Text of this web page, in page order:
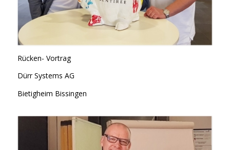
Rücken- Vortrag
Dürr Systems AG
Bietigheim Bissingen